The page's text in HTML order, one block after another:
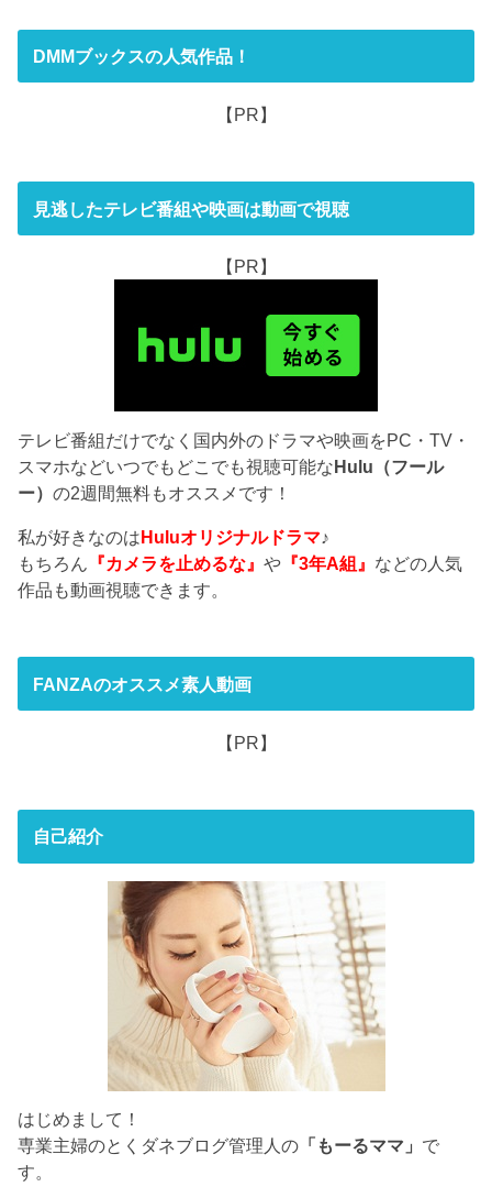
DMMブックスの人気作品！
【PR】
見逃したテレビ番組や映画は動画で視聴
【PR】
テレビ番組だけでなく国内外のドラマや映画をPC・TV・
スマホなどいつでもどこでも視聴可能なHulu（フール
ー）の2週間無料もオススメです！
私が好きなのはHuluオリジナルドラマ♪
もちろん 『カメラを止めるな』や 『3年A組』 などの人気
作品も動画視聴できます。
FANZAのオススメ素人動画
【PR】
自己紹介
はじめまして！
専業主婦のとくダネブログ管理人の 「もーるママ」 で
す。